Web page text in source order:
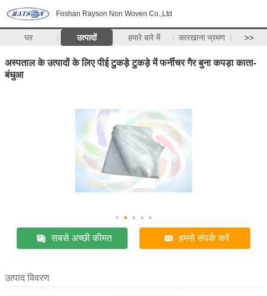
Foshan Rayson Non Woven Co.,Ltd
घर उत्पादों हमारे बारे में कारखाना भ्रमण >>
अस्पताल के उत्पादों के लिए पीई टुकड़े टुकड़े में फर्नीचर गैर बुना कपड़ा काता-
बंधुआ
सबसे अच्छी कीमत हमसे संपर्क करें
उत्पाद विवरण